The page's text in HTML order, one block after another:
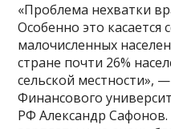
«Проблема нехватки
Особенно это касается
малочисленных
стране почти 26%
сельской местности»,
Финансового
РФ Александр